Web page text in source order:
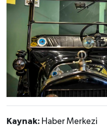
Kaynak: Haber Merkezi